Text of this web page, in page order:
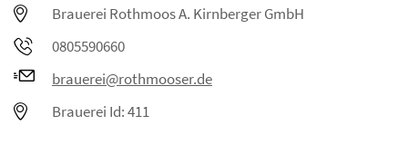
Brauerei Rothmoos A. Kirnberger GmbH
0805590660
brauerei@rothmooser.de
Brauerei Id: 411